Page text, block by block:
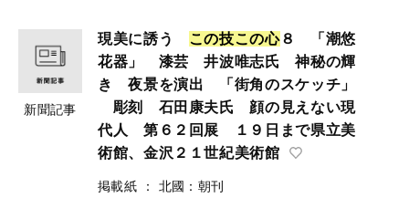
新聞記事
現美に誘う この技この心８ 「潮悠
花器」 漆芸 井波唯志氏 神秘の輝
き 夜景を演出 「街角のスケッチ」
彫刻 石田康夫氏 顔の見えない現
代人 第６２回展 １９日まで県立美
術館、金沢２１世紀美術館
掲載紙 ：
北國：朝刊